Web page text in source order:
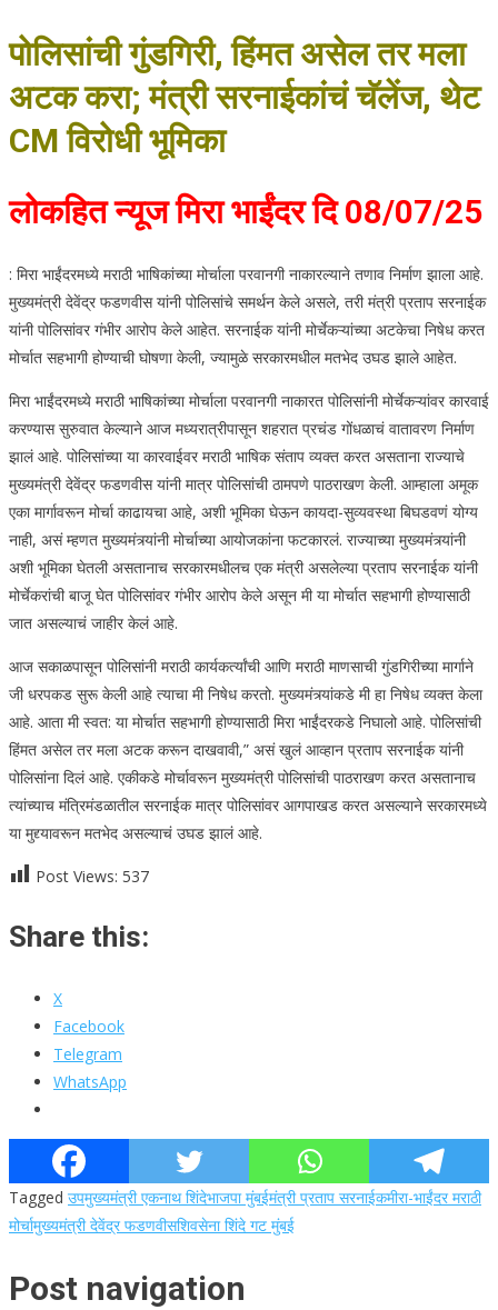
पोलिसांची गुंडगिरी, हिंमत असेल तर मला
अटक करा; मंत्री सरनाईकांचं चॅलेंज, थेट
CM विरोधी भूमिका
लोकहित न्यूज मिरा भाईंदर दि 08/07/25
: मिरा भाईंदरमध्ये मराठी भाषिकांच्या मोर्चाला परवानगी नाकारल्याने तणाव निर्माण झाला आहे.
मुख्यमंत्री देवेंद्र फडणवीस यांनी पोलिसांचे समर्थन केले असले, तरी मंत्री प्रताप सरनाईक
यांनी पोलिसांवर गंभीर आरोप केले आहेत. सरनाईक यांनी मोर्चेकऱ्यांच्या अटकेचा निषेध करत
मोर्चात सहभागी होण्याची घोषणा केली, ज्यामुळे सरकारमधील मतभेद उघड झाले आहेत.
मिरा भाईंदरमध्ये मराठी भाषिकांच्या मोर्चाला परवानगी नाकारत पोलिसांनी मोर्चेकऱ्यांवर कारवाई
करण्यास सुरुवात केल्याने आज मध्यरात्रीपासून शहरात प्रचंड गोंधळाचं वातावरण निर्माण
झालं आहे. पोलिसांच्या या कारवाईवर मराठी भाषिक संताप व्यक्त करत असताना राज्याचे
मुख्यमंत्री देवेंद्र फडणवीस यांनी मात्र पोलिसांची ठामपणे पाठराखण केली. आम्हाला अमूक
एका मार्गावरून मोर्चा काढायचा आहे, अशी भूमिका घेऊन कायदा-सुव्यवस्था बिघडवणं योग्य
नाही, असं म्हणत मुख्यमंत्र्यांनी मोर्चाच्या आयोजकांना फटकारलं. राज्याच्या मुख्यमंत्र्यांनी
अशी भूमिका घेतली असतानाच सरकारमधीलच एक मंत्री असलेल्या प्रताप सरनाईक यांनी
मोर्चेकरांची बाजू घेत पोलिसांवर गंभीर आरोप केले असून मी या मोर्चात सहभागी होण्यासाठी
जात असल्याचं जाहीर केलं आहे.
आज सकाळपासून पोलिसांनी मराठी कार्यकर्त्यांची आणि मराठी माणसाची गुंडगिरीच्या मार्गाने
जी धरपकड सुरू केली आहे त्याचा मी निषेध करतो. मुख्यमंत्र्यांकडे मी हा निषेध व्यक्त केला
आहे. आता मी स्वत: या मोर्चात सहभागी होण्यासाठी मिरा भाईंदरकडे निघालो आहे. पोलिसांची
हिंमत असेल तर मला अटक करून दाखवावी,” असं खुलं आव्हान प्रताप सरनाईक यांनी
पोलिसांना दिलं आहे. एकीकडे मोर्चावरून मुख्यमंत्री पोलिसांची पाठराखण करत असतानाच
त्यांच्याच मंत्रिमंडळातील सरनाईक मात्र पोलिसांवर आगपाखड करत असल्याने सरकारमध्ये
या मुद्द्यावरून मतभेद असल्याचं उघड झालं आहे.
Post Views: 537
Share this:
X
Facebook
Telegram
WhatsApp
Tagged उपमुख्यमंत्री एकनाथ शिंदेभाजपा मुंबईमंत्री प्रताप सरनाईकमीरा-भाईंदर मराठी
मोर्चामुख्यमंत्री देवेंद्र फडणवीसशिवसेना शिंदे गट मुंबई
Post navigation